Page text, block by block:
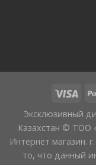
Эксклюзивный
Казахстан © ТОО
Интернет магазин.
то, что данный